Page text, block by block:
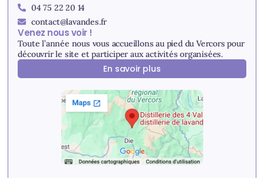
04 75 22 20 14
contact@lavandes.fr
Venez nous voir !
Toute l’année nous vous accueillons au pied du Vercors pour
découvrir le site et participer aux activités organisées.
En savoir plus